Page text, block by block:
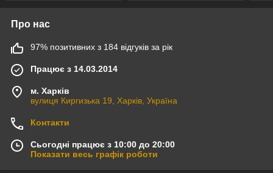
Про нас
97% позитивних з 184 відгуків за рік
Працює з 14.03.2014
м. Харків
вулиця Киргизька 19, Харків, Україна
Контакти
Сьогодні працює з 10:00 до 20:00
Показати весь графік роботи